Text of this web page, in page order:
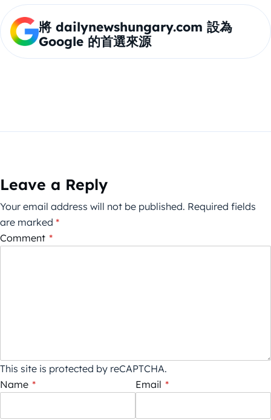
將 dailynewshungary.com 設為
Google 的首選來源
Leave a Reply
Your email address will not be published. Required fields
are marked *
Comment *
This site is protected by reCAPTCHA.
Name * Email *